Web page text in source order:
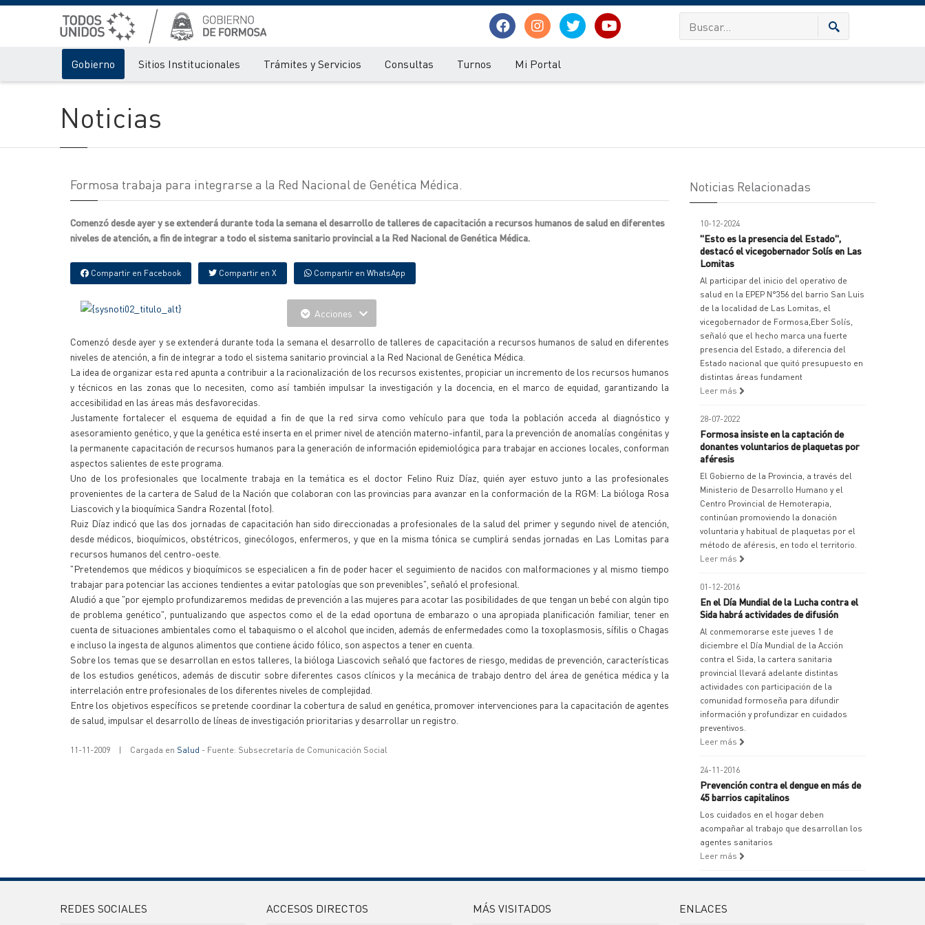
Gobierno Sitios Institucionales Trámites y Servicios Consultas Turnos Mi Portal
Noticias
Formosa trabaja para integrarse a la Red Nacional de Genética Médica.
Comenzó desde ayer y se extenderá durante toda la semana el desarrollo de talleres de capacitación a recursos humanos de salud en diferentes
niveles de atención, a fin de integrar a todo el sistema sanitario provincial a la Red Nacional de Genética Médica.
Compartir en Facebook Compartir en X Compartir en WhatsApp
Acciones
Comenzó desde ayer y se extenderá durante toda la semana el desarrollo de talleres de capacitación a recursos humanos de salud en diferentes
niveles de atención, a fin de integrar a todo el sistema sanitario provincial a la Red Nacional de Genética Médica.
La idea de organizar esta red apunta a contribuir a la racionalización de los recursos existentes, propiciar un incremento de los recursos humanos
y técnicos en las zonas que lo necesiten, como así también impulsar la investigación y la docencia, en el marco de equidad, garantizando la
accesibilidad en las áreas más desfavorecidas.
Justamente fortalecer el esquema de equidad a fin de que la red sirva como vehículo para que toda la población acceda al diagnóstico y
asesoramiento genético, y que la genética esté inserta en el primer nivel de atención materno-infantil, para la prevención de anomalías congénitas y
la permanente capacitación de recursos humanos para la generación de información epidemiológica para trabajar en acciones locales, conforman
aspectos salientes de este programa.
Uno de los profesionales que localmente trabaja en la temática es el doctor Felino Ruiz Díaz, quién ayer estuvo junto a las profesionales
provenientes de la cartera de Salud de la Nación que colaboran con las provincias para avanzar en la conformación de la RGM: La bióloga Rosa
Liascovich y la bioquímica Sandra Rozental (foto).
Ruiz Díaz indicó que las dos jornadas de capacitación han sido direccionadas a profesionales de la salud del primer y segundo nivel de atención,
desde médicos, bioquímicos, obstétricos, ginecólogos, enfermeros, y que en la misma tónica se cumplirá sendas jornadas en Las Lomitas para
recursos humanos del centro-oeste.
"Pretendemos que médicos y bioquímicos se especialicen a fin de poder hacer el seguimiento de nacidos con malformaciones y al mismo tiempo
trabajar para potenciar las acciones tendientes a evitar patologías que son prevenibles", señaló el profesional.
Aludió a que "por ejemplo profundizaremos medidas de prevención a las mujeres para acotar las posibilidades de que tengan un bebé con algún tipo
de problema genético", puntualizando que aspectos como el de la edad oportuna de embarazo o una apropiada planificación familiar, tener en
cuenta de situaciones ambientales como el tabaquismo o el alcohol que inciden, además de enfermedades como la toxoplasmosis, sífilis o Chagas
e incluso la ingesta de algunos alimentos que contiene ácido fólico, son aspectos a tener en cuenta.
Sobre los temas que se desarrollan en estos talleres, la bióloga Liascovich señaló que factores de riesgo, medidas de prevención, características
de los estudios genéticos, además de discutir sobre diferentes casos clínicos y la mecánica de trabajo dentro del área de genética médica y la
interrelación entre profesionales de los diferentes niveles de complejidad.
Entre los objetivos específicos se pretende coordinar la cobertura de salud en genética, promover intervenciones para la capacitación de agentes
de salud, impulsar el desarrollo de líneas de investigación prioritarias y desarrollar un registro.
11-11-2009 | Cargada en Salud - Fuente: Subsecretaría de Comunicación Social
Noticias Relacionadas
10-12-2024
"Esto es la presencia del Estado",
destacó el vicegobernador Solís en Las
Lomitas
Al participar del inicio del operativo de
salud en la EPEP N°356 del barrio San Luis
de la localidad de Las Lomitas, el
vicegobernador de Formosa,Eber Solís,
señaló que el hecho marca una fuerte
presencia del Estado, a diferencia del
Estado nacional que quitó presupuesto en
distintas áreas fundament
Leer más
28-07-2022
Formosa insiste en la captación de
donantes voluntarios de plaquetas por
aféresis
El Gobierno de la Provincia, a través del
Ministerio de Desarrollo Humano y el
Centro Provincial de Hemoterapia,
continúan promoviendo la donación
voluntaria y habitual de plaquetas por el
método de aféresis, en todo el territorio.
Leer más
01-12-2016
En el Día Mundial de la Lucha contra el
Sida habrá actividades de difusión
Al conmemorarse este jueves 1 de
diciembre el Día Mundial de la Acción
contra el Sida, la cartera sanitaria
provincial llevará adelante distintas
actividades con participación de la
comunidad formoseña para difundir
información y profundizar en cuidados
preventivos.
Leer más
24-11-2016
Prevención contra el dengue en más de
45 barrios capitalinos
Los cuidados en el hogar deben
acompañar al trabajo que desarrollan los
agentes sanitarios
Leer más
REDES SOCIALES ACCESOS DIRECTOS MÁS VISITADOS ENLACES